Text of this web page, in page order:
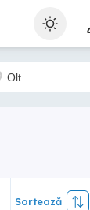
Sortează
Sortează